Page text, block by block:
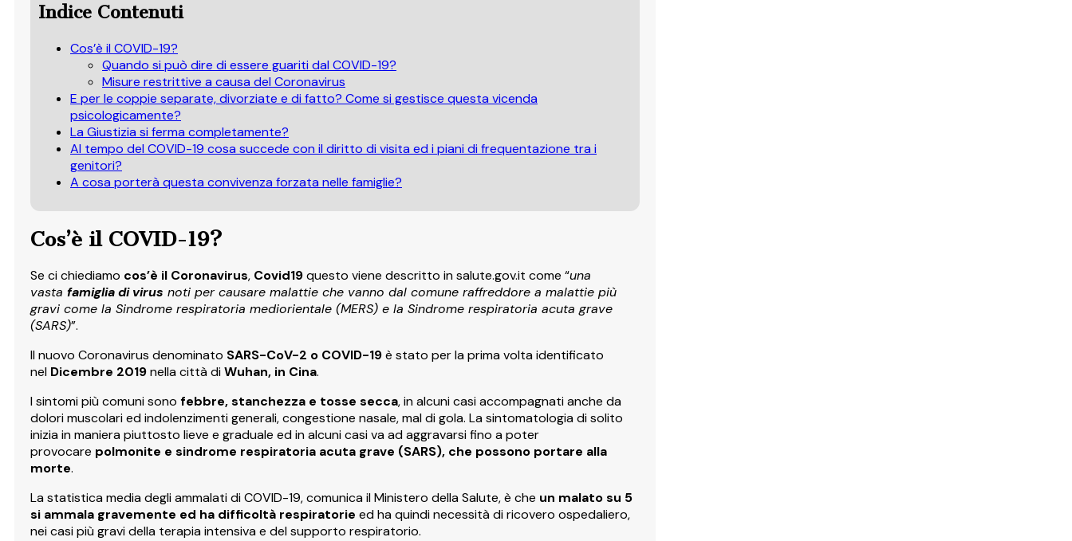
Indice Contenuti
Cos’è il COVID-19?
Quando si può dire di essere guariti dal COVID-19?
Misure restrittive a causa del Coronavirus
E per le coppie separate, divorziate e di fatto? Come si gestisce questa vicenda
psicologicamente?
La Giustizia si ferma completamente?
Al tempo del COVID-19 cosa succede con il diritto di visita ed i piani di frequentazione tra i
genitori?
A cosa porterà questa convivenza forzata nelle famiglie?
Cos’è il COVID-19?
Se ci chiediamo cos’è il Coronavirus, Covid19questo viene descritto in salute.gov.it come “una
vasta famiglia di virus noti per causare malattie che vanno dal comune raffreddore a malattie più
gravi come la Sindrome respiratoria mediorientale (MERS) e la Sindrome respiratoria acuta grave
(SARS)”.
Il nuovo Coronavirus denominato SARS-CoV-2 o COVID-19è stato per la prima volta identificato
nel Dicembre 2019nella città diWuhan, in Cina.
I sintomi più comuni sono febbre, stanchezza e tosse secca, in alcuni casi accompagnati anche da
dolori muscolari ed indolenzimenti generali, congestione nasale, mal di gola. La sintomatologia di solito
inizia in maniera piuttosto lieve e graduale ed in alcuni casi va ad aggravarsi fino a poter
provocare polmonite e sindrome respiratoria acuta grave (SARS), che possono portare alla
morte.
La statistica media degli ammalati di COVID-19, comunica il Ministero della Salute, è che un malato su 5
si ammala gravemente ed ha difficoltà respiratorie ed ha quindi necessità di ricovero ospedaliero,
nei casi più gravi della terapia intensiva e del supporto respiratorio.